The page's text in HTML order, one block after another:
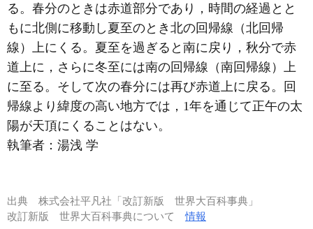
る。春分のときは赤道部分であり，時間の経過とと
もに北側に移動し夏至のとき北の回帰線（北回帰
線）上にくる。夏至を過ぎると南に戻り，秋分で赤
道上に，さらに冬至には南の回帰線（南回帰線）上
に至る。そして次の春分には再び赤道上に戻る。回
帰線より緯度の高い地方では，1年を通じて正午の太
陽が天頂にくることはない。
執筆者： 湯浅 学
出典 株式会社平凡社「改訂新版 世界大百科事典」
改訂新版 世界大百科事典について情報